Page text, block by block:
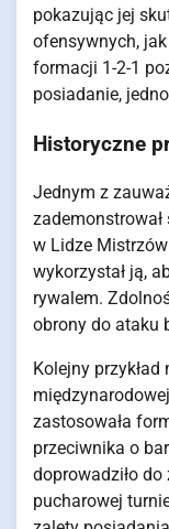
pokazując jej
ofensywnych,
formacji 1-2-1
posiadanie,
Historyczne
Jednym z
zademonstrował
w Lidze Mistrzów
wykorzystał ją,
rywalem.
obrony do ataku
Kolejny
zastosowała
przeciwnika o
doprowadziło
pucharowej